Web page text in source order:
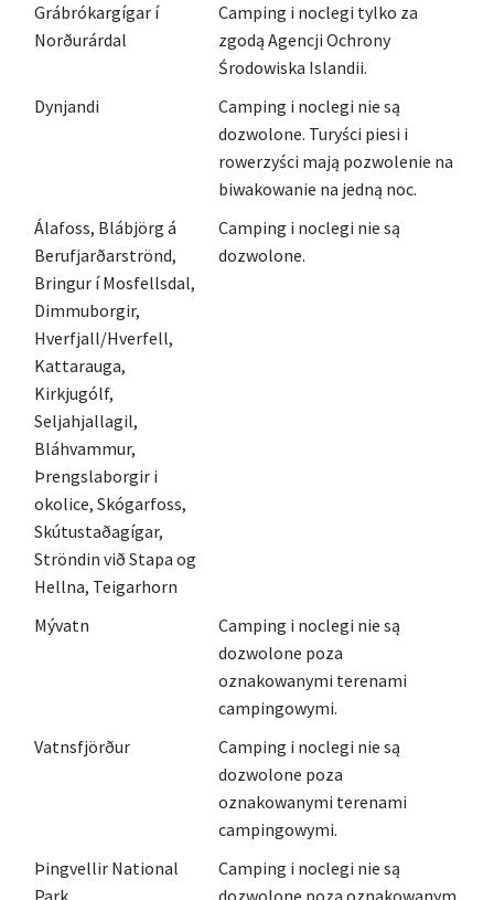
Grábrókargígar í
Norðurárdal
Camping i noclegi tylko za
zgodą Agencji Ochrony
Środowiska Islandii.
Dynjandi
Camping i noclegi nie są
dozwolone. Turyści piesi i
rowerzyści mają pozwolenie na
biwakowanie na jedną noc.
Álafoss, Blábjörg á
Berufjarðarströnd,
Bringur í Mosfellsdal,
Dimmuborgir,
Hverfjall/Hverfell,
Kattarauga,
Kirkjugólf,
Seljahjallagil,
Bláhvammur,
Þrengslaborgir i
okolice, Skógarfoss,
Skútustaðagígar,
Ströndin við Stapa og
Hellna, Teigarhorn
Camping i noclegi nie są
dozwolone.
Mývatn
Camping i noclegi nie są
dozwolone poza
oznakowanymi terenami
campingowymi.
Vatnsfjörður
Camping i noclegi nie są
dozwolone poza
oznakowanymi terenami
campingowymi.
Þingvellir National
Camping i noclegi nie są